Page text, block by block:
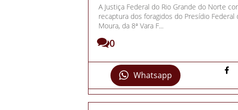
A Justiça Federal do Rio Grande do Norte
recaptura dos foragidos do Presídio
Moura, da 8ª Vara F...
0
Whatsapp